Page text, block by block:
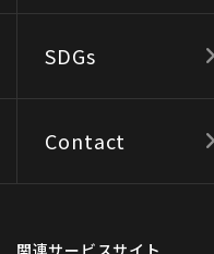
SDGs
Contact
関連サービスサイト